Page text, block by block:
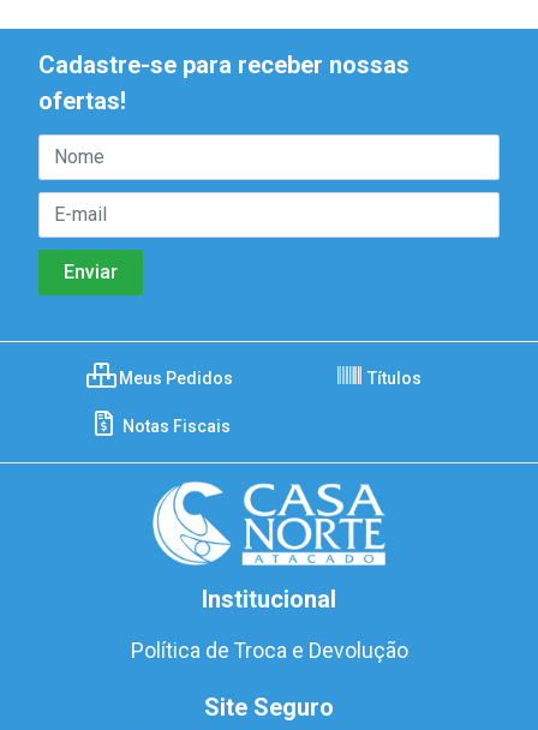
Cadastre-se para receber nossas
ofertas!
Meus Pedidos Títulos
Notas Fiscais
Institucional
Política de Troca e Devolução
Site Seguro